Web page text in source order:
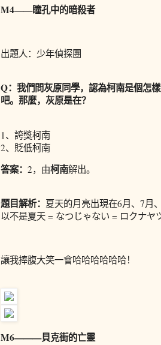
M4——瞳孔中的暗殺者
出題人：少年偵探團
Q：我們問灰原同學，認為柯南是個怎
吧。那麼，灰原是在？
1、誇獎柯南
2、貶低柯南
答案： 2，由柯南解出。
題目解析： 夏天的月亮出現在6月、7月
以不是夏天 = なつじゃない = ロクナヤ
讓我捧腹大笑一會哈哈哈哈哈哈！
M6———貝克街的亡靈